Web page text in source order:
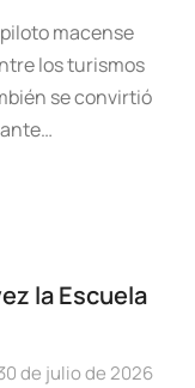
macense
los turismos
se convirtió
la Escuela
de julio de 2026